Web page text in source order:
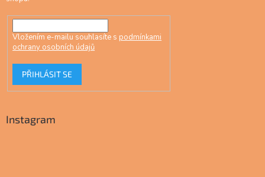
Vložením e-mailu souhlasíte s podmínkami
ochrany osobních údajů
PŘIHLÁSIT SE
Instagram